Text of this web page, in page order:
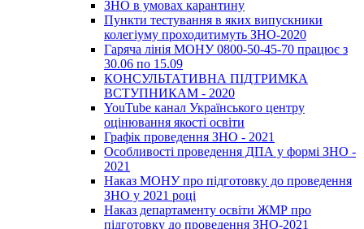
ЗНО в умовах карантину
Пункти тестування в яких випускники
колегіуму проходитимуть ЗНО-2020
Гаряча лінія МОНУ 0800-50-45-70 працює з
30.06 по 15.09
КОНСУЛЬТАТИВНА ПІДТРИМКА
ВСТУПНИКАМ - 2020
YouTube канал Українського центру
оцінювання якості освіти
Графік проведення ЗНО - 2021
Особливості проведення ДПА у формі ЗНО -
2021
Наказ МОНУ про підготовку до проведення
ЗНО у 2021 році
Наказ департаменту освіти ЖМР про
підготовку до проведення ЗНО-2021